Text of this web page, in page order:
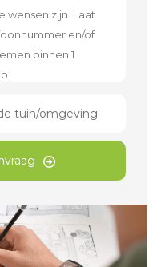
tuin/omgeving